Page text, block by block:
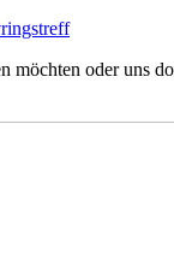
möchten oder uns